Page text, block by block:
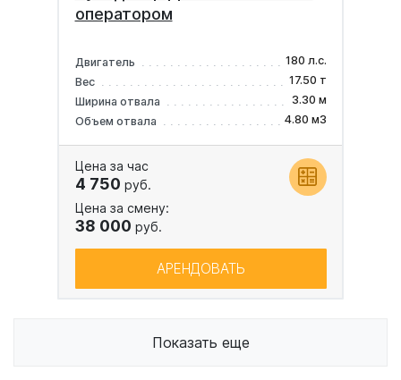
оператором
Двигатель
180 л.с.
Вес
17.50 т
Ширина отвала
3.30 м
Объем отвала
4.80 м3
Цена за час
4 750 руб.
Цена за смену:
38 000 руб.
АРЕНДОВАТЬ
Показать еще